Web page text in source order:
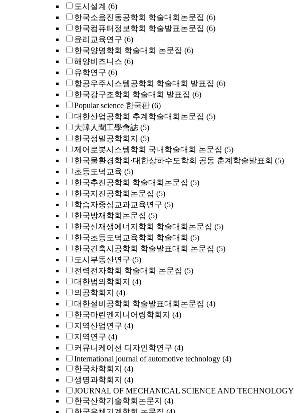
도시설계 (6)
한국소음진동공학회 학술대회논문집 (6)
한국컴퓨터정보학회 학술발표논문집 (6)
윤리교육연구 (6)
한국양명학회 학술대회 논문집 (6)
해양비즈니스 (6)
유학연구 (6)
항공우주시스템공학회 학술대회 발표집 (6)
한국강구조학회 학술대회 발표집 (6)
Popular science 한국판 (6)
대한산업공학회 추계학술대회논문집 (5)
大韓人間工學會誌 (5)
한국정밀공학회지 (5)
제어로봇시스템학회 국내학술대회 논문집 (5)
한국물환경학회·대한상하수도학회 공동 춘계학술발표회 (5)
초등도덕교육 (5)
한국추진공학회 학술대회논문집 (5)
한국지진공학회논문집 (5)
학습자중심교과교육연구 (5)
한국방재학회논문집 (5)
한국신재생에너지학회 학술대회논문집 (5)
한국초등도덕교육학회 학술대회 (5)
한국건축시공학회 학술발표대회 논문집 (5)
도시부동산연구 (5)
전력전자학회 학술대회 논문집 (5)
대한법의학회지 (4)
의공학회지 (4)
대한설비공학회 학술발표대회논문집 (4)
한국마린엔지니어링학회지 (4)
지역산업연구 (4)
지역연구 (4)
커뮤니케이션 디자인학연구 (4)
International journal of automotive technology (4)
한국차학회지 (4)
생명과학회지 (4)
JOURNAL OF MECHANICAL SCIENCE AND TECHNOLOGY
한국산학기술학회논문지 (4)